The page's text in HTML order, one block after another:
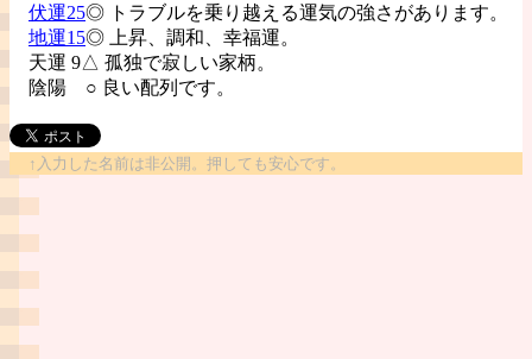
伏運25◎ トラブルを乗り越える運気の強さがあります。
地運15◎ 上昇、調和、幸福運。
天運 9△ 孤独で寂しい家柄。
陰陽 ○ 良い配列です。
↑入力した名前は非公開。押しても安心です。